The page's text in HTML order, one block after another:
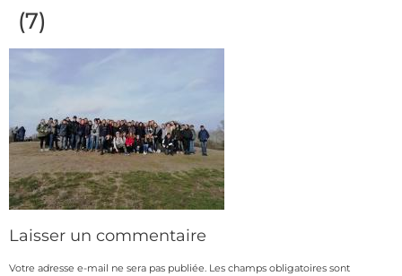
(7)
Laisser un commentaire
Votre adresse e-mail ne sera pas publiée. Les champs obligatoires sont